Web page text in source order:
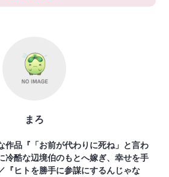
まろ
作品『「お前が代わりに死ね」と言わ
冷酷な辺境伯のもとへ嫁ぎ、幸せを手
『ヒトを勝手に参謀にするんじゃな